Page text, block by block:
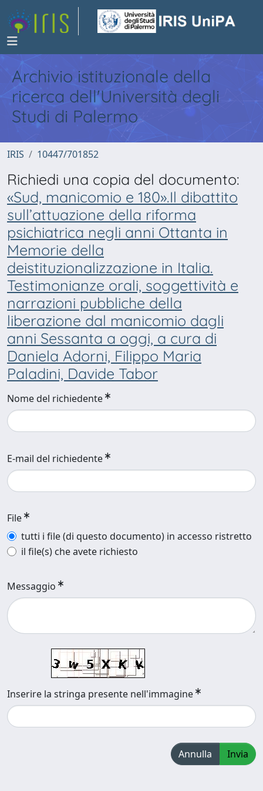
Archivio istituzionale della
ricerca dell'Università degli
Studi di Palermo
IRIS 10447/701852
Richiedi una copia del documento:
«Sud, manicomio e 180».Il dibattito
sull’attuazione della riforma
psichiatrica negli anni Ottanta in
Memorie della
deistituzionalizzazione in Italia.
Testimonianze orali, soggettività e
narrazioni pubbliche della
liberazione dal manicomio dagli
anni Sessanta a oggi, a cura di
Daniela Adorni, Filippo Maria
Paladini, Davide Tabor
Nome del richiedente
E-mail del richiedente
File
tutti i file (di questo documento) in accesso ristretto
il file(s) che avete richiesto
Messaggio
Inserire la stringa presente nell'immagine
Annulla Invia